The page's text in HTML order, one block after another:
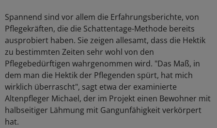
Spannend sind vor allem die Erfahrungsberichte, von
Pflegekräften, die die Schattentage-Methode bereits
ausprobiert haben. Sie zeigen allesamt, dass die Hektik
zu bestimmten Zeiten sehr wohl von den
Pflegebedürftigen wahrgenommen wird. "Das Maß, in
dem man die Hektik der Pflegenden spürt, hat mich
wirklich überrascht", sagt etwa der examinierte
Altenpfleger Michael, der im Projekt einen Bewohner mit
halbseitiger Lähmung mit Gangunfähigkeit verkörpert
hat.